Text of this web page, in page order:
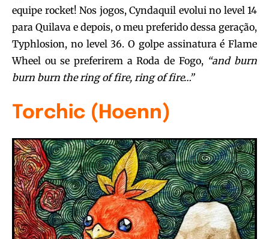
equipe rocket! Nos jogos, Cyndaquil evolui no level 14
para Quilava e depois, o meu preferido dessa geração,
Typhlosion, no level 36. O golpe assinatura é Flame
Wheel ou se preferirem a Roda de Fogo, “and burn
burn burn the ring of fire, ring of fire…”
Torchic (Hoenn)